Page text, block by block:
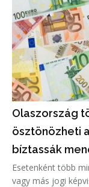
Olaszország
ösztönözheti
bíztassák
Esetenként több
vagy más jogi